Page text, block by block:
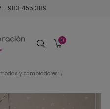
- 983 455 389
Buscar
0
y cambiadores